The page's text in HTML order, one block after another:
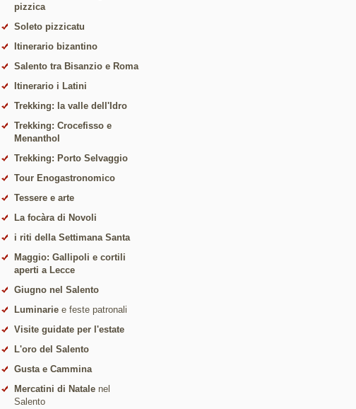
pizzica
Soleto pizzicatu
Itinerario bizantino
Salento tra Bisanzio e Roma
Itinerario i Latini
Trekking: la valle dell'Idro
Trekking: Crocefisso e
Menanthol
Trekking: Porto Selvaggio
Tour Enogastronomico
Tessere e arte
La focàra di Novoli
i riti della Settimana Santa
Maggio: Gallipoli e cortili
aperti a Lecce
Giugno nel Salento
Luminarie e feste patronali
Visite guidate per l'estate
L'oro del Salento
Gusta e Cammina
Mercatini di Natale nel
Salento